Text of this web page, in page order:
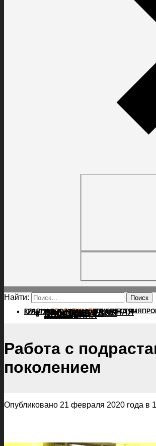
Найти:
ГЛАВНАЯПОЛИТИКАПРОИСШЕСТВИЯ
КУЛЬТУРАПОСЕЛЕНИЯГЛАВНАЯ
ПОЛИТИКА
ПРОИСШЕСТВИЯ
ПРОКУРАТУРА
СПОРТ
КУЛЬТУРА
ПОСЕЛЕНИЯ
Работа с
поколением
Опубликовано 21 февраля 2020 года в